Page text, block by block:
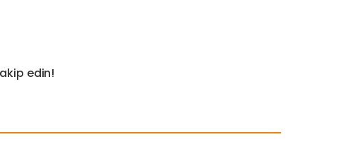
edin!